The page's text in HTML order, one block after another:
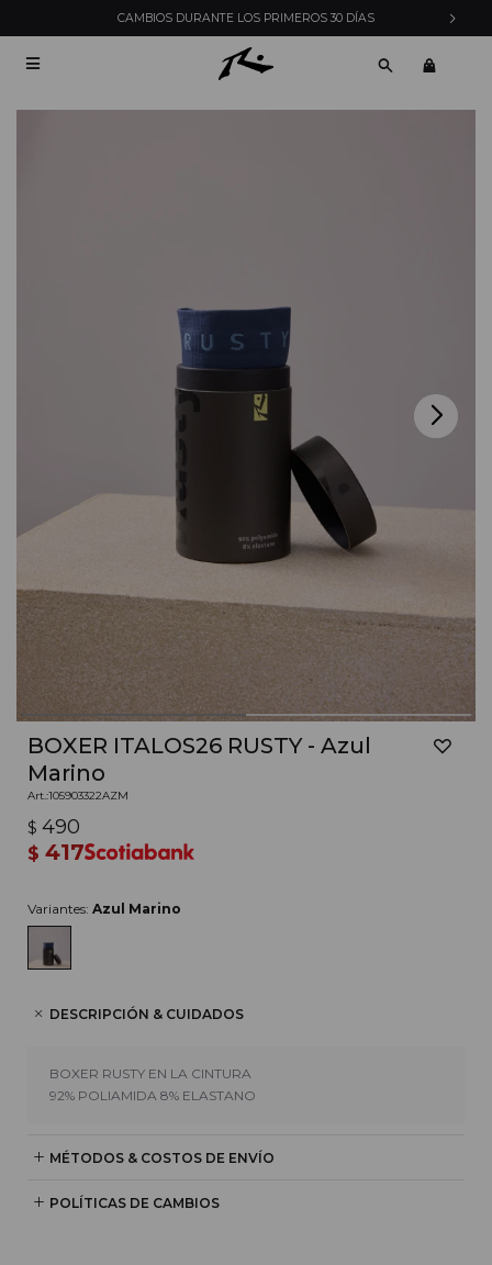
CAMBIOS DURANTE LOS PRIMEROS 30 DÍAS

BOXER ITALOS26 RUSTY - Azul
Marino
105903322AZM
$ 490
$ 417
Variantes: Azul Marino
DESCRIPCIÓN & CUIDADOS
BOXER RUSTY EN LA CINTURA
92% POLIAMIDA 8% ELASTANO
MÉTODOS & COSTOS DE ENVÍO
POLÍTICAS DE CAMBIOS